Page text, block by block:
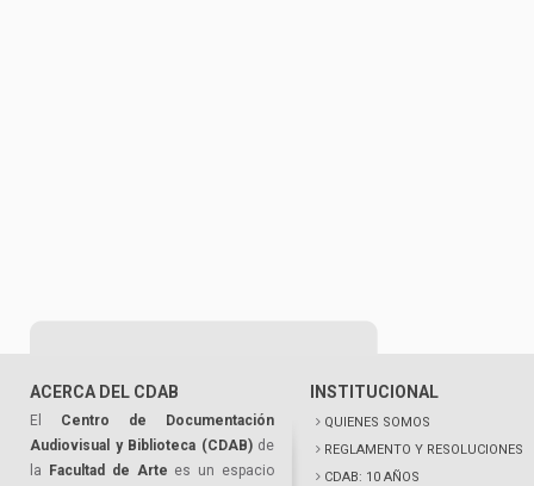
ACERCA DEL CDAB
El Centro de Documentación
Audiovisual y Biblioteca (CDAB)de
la
Facultad de Arte es un espacio
INSTITUCIONAL
QUIENES SOMOS
REGLAMENTO Y RESOLUCIONES
CDAB: 10 AÑOS